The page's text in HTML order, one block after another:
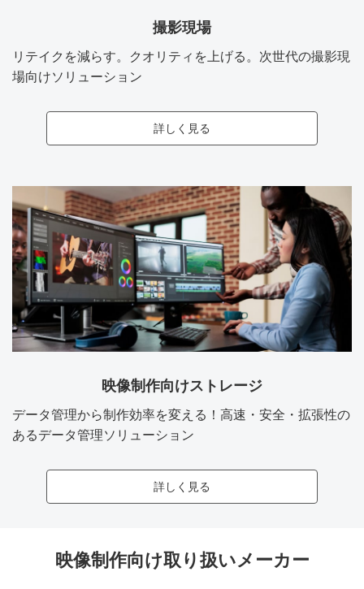
撮影現場
リテイクを減らす。クオリティを上げる。次世代の撮影現
場向けソリューション
詳しく見る
映像制作向けストレージ
データ管理から制作効率を変える！高速・安全・拡張性の
あるデータ管理ソリューション
詳しく見る
映像制作向け取り扱いメーカー